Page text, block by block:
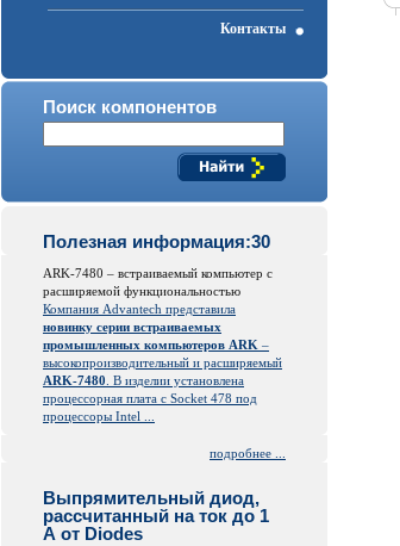
Контакты
Поиск компонентов
Полезная информация:30
ARK-7480 – встраиваемый компьютер с
расширяемой функциональностью
Компания Advantech представила
новинку серии встраиваемых
промышленных компьютеров ARK –
высокопроизводительный и расширяемый
ARK-7480 . В изделии установлена
процессорная плата с Socket 478 под
процессоры Intel ...
подробнее ...
Выпрямительный диод,
рассчитанный на ток до 1
А от Diodes